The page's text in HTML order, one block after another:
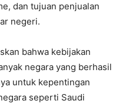
dan tujuan penjualan
negeri.
bahwa kebijakan
negara yang berhasil
untuk kepentingan
seperti Saudi